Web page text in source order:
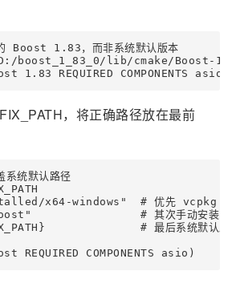
Boost 1.83，而非系统默认版本
boost_1_83_0/lib/cmake/Boost-
1.83 REQUIRED COMPONENTS asio)
，将正确路径放在最前
系统默认路径
x64-windows"  # 优先 vcpkg 安
# 其次手动安装的
# 最后系统默认路
REQUIRED COMPONENTS asio)